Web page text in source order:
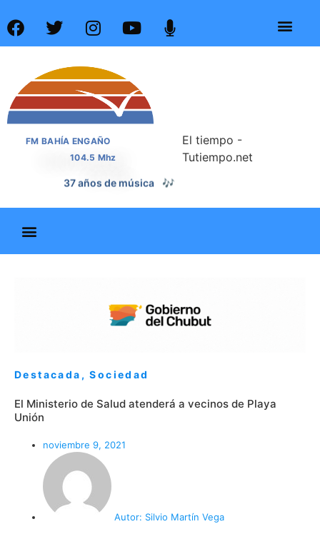
FM BAHÍA ENGAÑO
104.5 Mhz
37 años de noticias 📰
El tiempo -
Tutiempo.net
Destacada ,Sociedad
El Ministerio de Salud atenderá a vecinos de Playa
Unión
noviembre 9, 2021
Autor: Silvio Martín Vega